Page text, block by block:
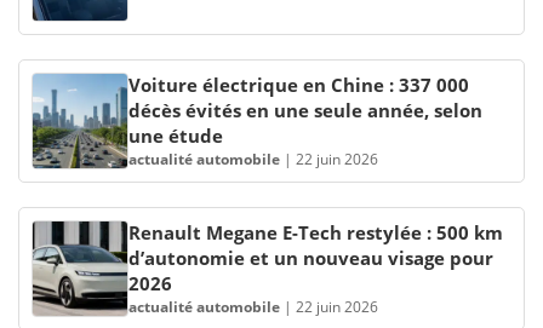
Voiture électrique en Chine : 337 000
décès évités en une seule année, selon
une étude
actualité automobile | 22 juin 2026
Renault Megane E-Tech restylée : 500 km
d’autonomie et un nouveau visage pour
2026
actualité automobile | 22 juin 2026